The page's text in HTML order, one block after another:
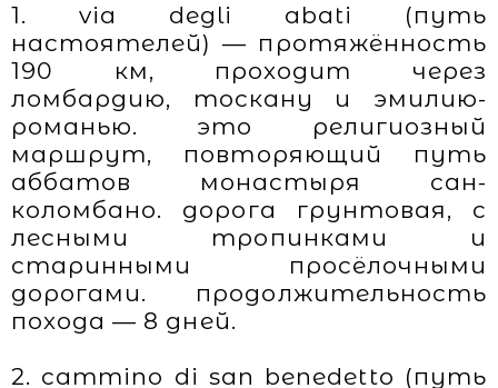
1. via degli abati (путь
настоятелей) — протяжённость
190 км, проходит через
ломбардию, тоскану и эмилию-
романью. это религиозный
маршрут, повторяющий путь
аббатов монастыря сан-
коломбано. дорога грунтовая, с
лесными тропинками и
старинными просёлочными
дорогами. продолжительность
похода — 8 дней.
2. cammino di san benedetto (путь